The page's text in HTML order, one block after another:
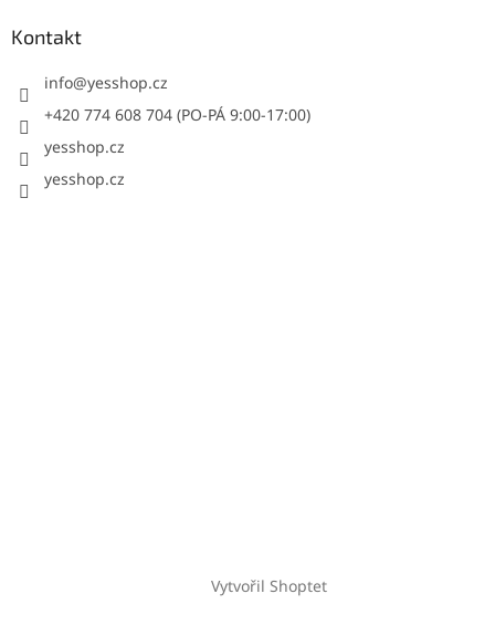
Kontakt
info@yesshop.cz
+420 774 608 704 (PO-PÁ 9:00-17:00)
yesshop.cz
yesshop.cz
Vytvořil Shoptet